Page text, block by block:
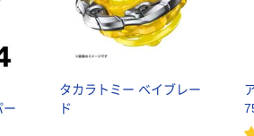
ー
タカラトミー ベイブレー
ド